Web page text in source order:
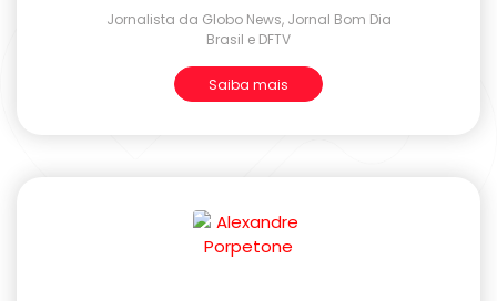
Jornalista da Globo News, Jornal Bom Dia
Brasil e DFTV
Saiba mais